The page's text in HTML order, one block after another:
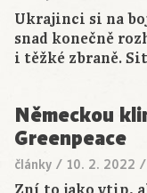
Ukrajinci si na
snad konečně
i těžké zbraně.
Německou
Greenpeace
články / 10. 2. 2022 /